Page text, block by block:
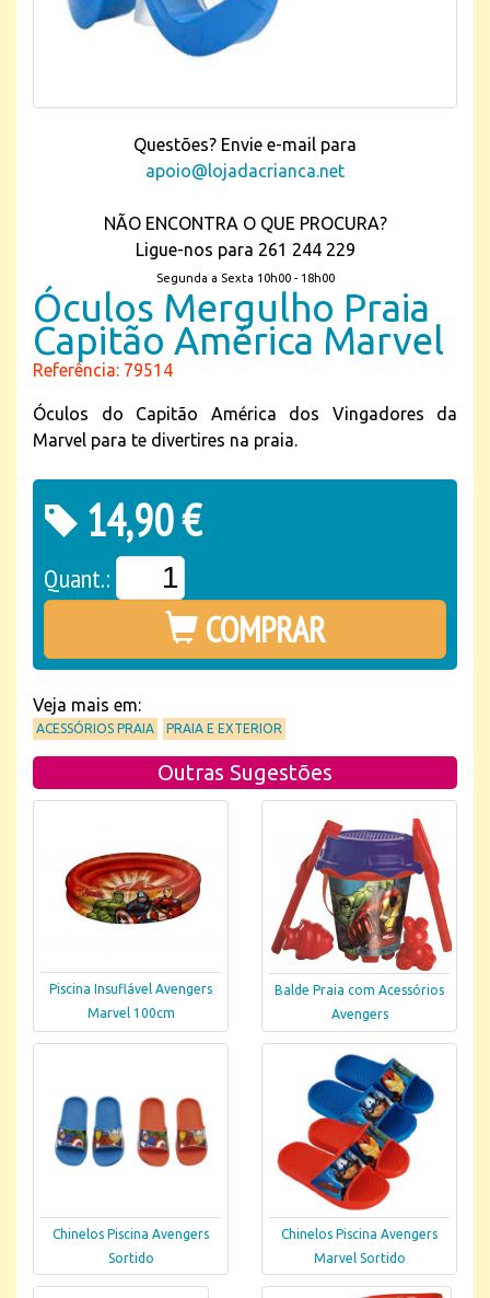
Questões? Envie e-mail para
apoio@lojadacrianca.net
NÃO ENCONTRA O QUE PROCURA?
Ligue-nos para 261 244 229
Segunda a Sexta 10h00 - 18h00
Óculos Mergulho Praia
Capitão América Marvel
Referência: 79514
Óculos do Capitão América dos Vingadores da
Marvel para te divertires na praia.
14,90 €
Quant.:
COMPRAR
Veja mais em:
ACESSÓRIOS PRAIA PRAIA E EXTERIOR
Outras Sugestões
Piscina Insuflável Avengers
Marvel 100cm
Balde Praia com Acessórios
Avengers
Chinelos Piscina Avengers
Sortido
Chinelos Piscina Avengers
Marvel Sortido